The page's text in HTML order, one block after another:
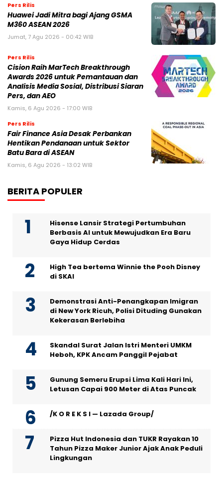
Pers Rilis
Huawei Jadi Mitra bagi Ajang GSMA
M360 ASEAN 2026
Jumat, 7 Agu 2026 - 00:42 WIB
Pers Rilis
Cision Raih MarTech Breakthrough
Awards 2026 untuk Pemantauan dan
Analisis Media Sosial, Distribusi Siaran
Pers, dan AEO
Kamis, 6 Agu 2026 - 17:00 WIB
Pers Rilis
Fair Finance Asia Desak Perbankan
Hentikan Pendanaan untuk Sektor
Batu Bara di ASEAN
Kamis, 6 Agu 2026 - 13:02 WIB
BERITA POPULER
Hisense Lansir Strategi Pertumbuhan
Berbasis AI untuk Mewujudkan Era Baru
Gaya Hidup Cerdas
High Tea bertema Winnie the Pooh Disney
di SKAI
Demonstrasi Anti-Penangkapan Imigran
di New York Ricuh, Polisi Dituding Gunakan
Kekerasan Berlebiha
Skandal Surat Jalan Istri Menteri UMKM
Heboh, KPK Ancam Panggil Pejabat
Gunung Semeru Erupsi Lima Kali Hari Ini,
Letusan Capai 900 Meter di Atas Puncak
/K O R E K S I — Lazada Group/
Pizza Hut Indonesia dan TUKR Rayakan 10
Tahun Pizza Maker Junior Ajak Anak Peduli
Lingkungan